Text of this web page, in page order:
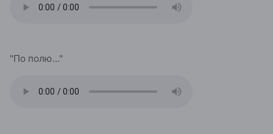
"По полю..."